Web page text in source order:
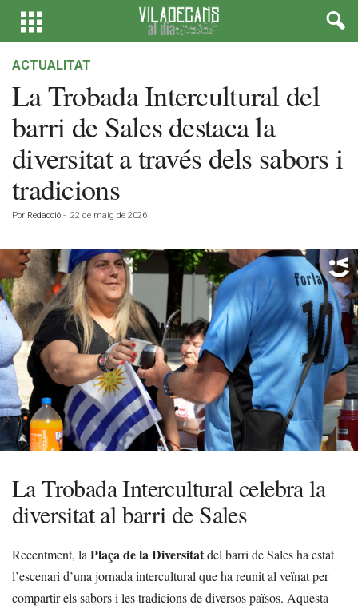
ACTUALITAT
La Trobada Intercultural del
barri de Sales destaca la
diversitat a través dels sabors i
tradicions
Por Redacció - 22 de maig de 2026
La Trobada Intercultural celebra la
diversitat al barri de Sales
Recentment, la Plaça de la Diversitatdel barri de Sales ha estat
l’escenari d’una jornada intercultural que ha reunit al veïnat per
compartir els sabors i les tradicions de diversos països. Aquesta